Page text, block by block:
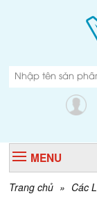
MENU
Trang chủ » Các